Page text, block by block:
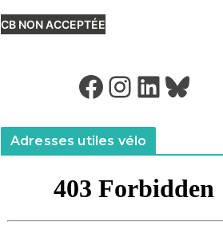
CB NON ACCEPTÉE
Facebook Instagram LinkedIn Bluesky
Adresses utiles vélo